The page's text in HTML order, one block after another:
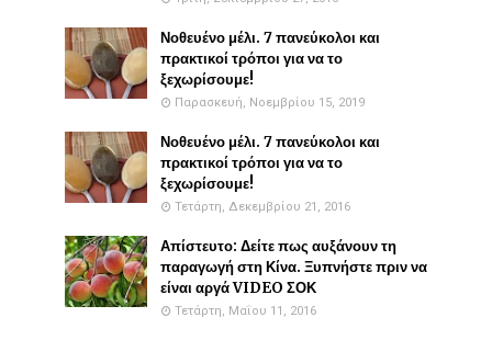
Νοθευένο μέλι. 7 πανεύκολοι και
πρακτικοί τρόποι για να το
ξεχωρίσουμε!
Παρασκευή, Νοεμβρίου 15, 2019
Νοθευένο μέλι. 7 πανεύκολοι και
πρακτικοί τρόποι για να το
ξεχωρίσουμε!
Τετάρτη, Δεκεμβρίου 21, 2016
Απίστευτο: Δείτε πως αυξάνουν τη
παραγωγή στη Κίνα. Ξυπνήστε πριν να
είναι αργά VIDEO ΣΟΚ
Τετάρτη, Μαΐου 11, 2016